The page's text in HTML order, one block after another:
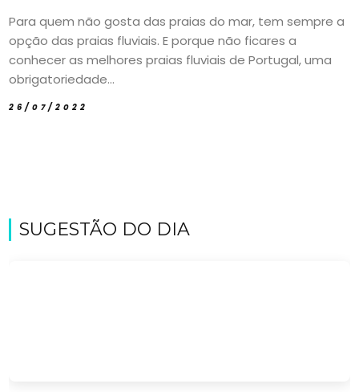
Para quem não gosta das praias do mar, tem sempre a
opção das praias fluviais. E porque não ficares a
conhecer as melhores praias fluviais de Portugal, uma
obrigatoriedade...
26/07/2022
SUGESTÃO DO DIA